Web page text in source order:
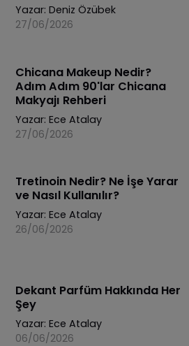
Yazar: Deniz Özübek
27/06/2026
Chicana Makeup Nedir?
Adım Adım 90'lar Chicana
Makyajı Rehberi
Yazar: Ece Atalay
27/06/2026
Tretinoin Nedir? Ne İşe Yarar
ve Nasıl Kullanılır?
Yazar: Ece Atalay
26/06/2026
Dekant Parfüm Hakkında Her
Şey
Yazar: Ece Atalay
06/06/2026